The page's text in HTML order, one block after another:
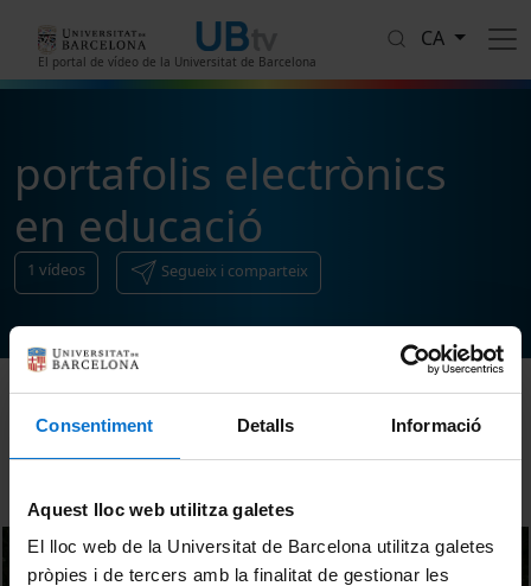
Consentiment Detalls Informació
Aquest lloc web utilitza galetes
El lloc web de la Universitat de Barcelona utilitza galetes
pròpies i de tercers amb la finalitat de gestionar les
El portal de vídeo de la Universitat de Barcelona
CA
portafolis electrònics
en educació
1 vídeos Segueix i comparteix
Ordenar